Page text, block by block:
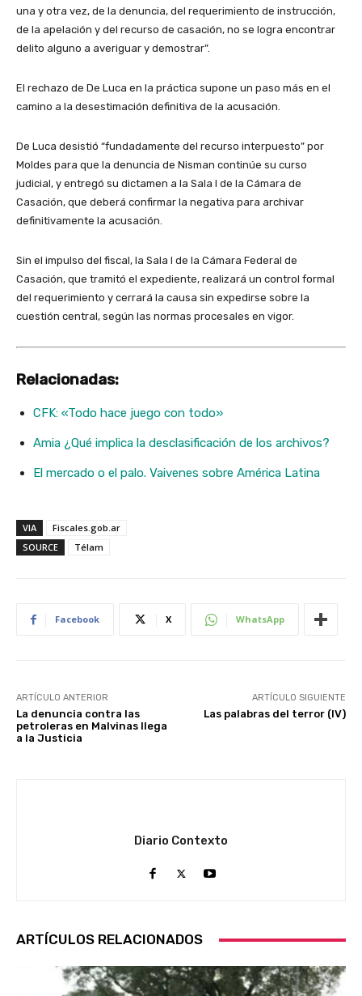
una y otra vez, de la denuncia, del requerimiento de instrucción,
de la apelación y del recurso de casación, no se logra encontrar
delito alguno a averiguar y demostrar”.
El rechazo de De Luca en la práctica supone un paso más en el
camino a la desestimación definitiva de la acusación.
De Luca desistió “fundadamente del recurso interpuesto” por
Moldes para que la denuncia de Nisman continúe su curso
judicial, y entregó su dictamen a la Sala I de la Cámara de
Casación, que deberá confirmar la negativa para archivar
definitivamente la acusación.
Sin el impulso del fiscal, la Sala I de la Cámara Federal de
Casación, que tramitó el expediente, realizará un control formal
del requerimiento y cerrará la causa sin expedirse sobre la
cuestión central, según las normas procesales en vigor.
Relacionadas:
CFK: «Todo hace juego con todo»
Amia ¿Qué implica la desclasificación de los archivos?
El mercado o el palo. Vaivenes sobre América Latina
VIA
Fiscales.gob.ar
SOURCE
Télam
Facebook X WhatsApp
ARTÍCULO ANTERIOR
La denuncia contra las
petroleras en Malvinas llega
a la Justicia
ARTÍCULO SIGUIENTE
Las palabras del terror (IV)
Diario Contexto
ARTÍCULOS RELACIONADOS